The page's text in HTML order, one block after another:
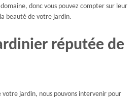
donc vous pouvez compter sur leur
beauté de votre jardin.
réputée de
votre jardin, nous pouvons intervenir pour